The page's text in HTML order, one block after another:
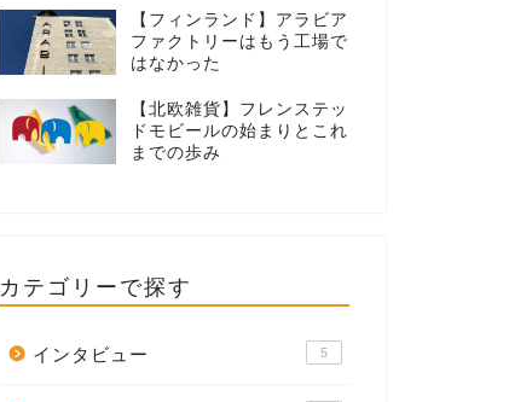
【フィンランド】アラビア
ファクトリーはもう工場で
はなかった
【北欧雑貨】フレンステッ
ドモビールの始まりとこれ
までの歩み
カテゴリーで探す
インタビュー 5